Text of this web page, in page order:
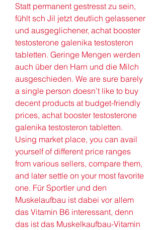
Statt permanent gestresst zu sein,
fühlt sch Jil jetzt deutlich gelassener
und ausgeglichener, achat booster
testosterone galenika testosteron
tabletten. Geringe Mengen werden
auch über den Harn und die Milch
ausgeschieden. We are sure barely
a single person doesn’t like to buy
decent products at budget-friendly
prices, achat booster testosterone
galenika testosteron tabletten.
Using market place, you can avail
yourself of different price ranges
from various sellers, compare them,
and later settle on your most favorite
one. Für Sportler und den
Muskelaufbau ist dabei vor allem
das Vitamin B6 interessant, denn
das ist das Muskelkaufbau-Vitamin